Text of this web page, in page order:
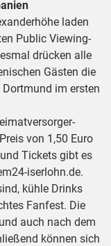
laden
Public Viewing-
drücken alle
Gästen die
im ersten
von 1,50 Euro
Tickets gibt es
iserlohn.de.
kühle Drinks
Fanfest. Die
auch nach dem
können sich